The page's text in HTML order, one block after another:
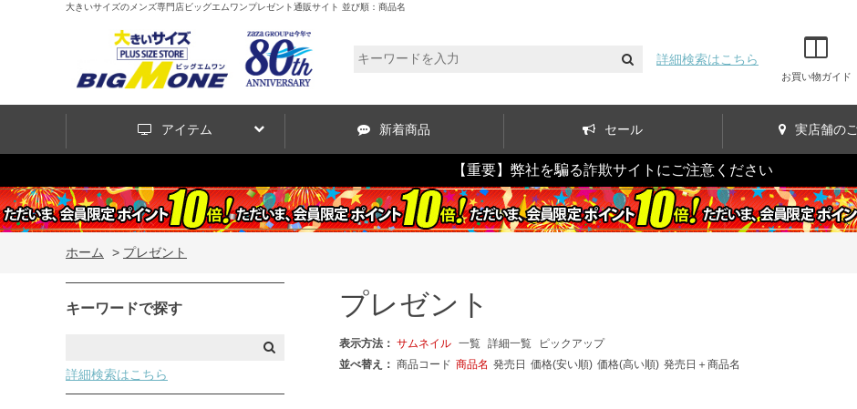
大きいサイズのメンズ専門店ビッグエムワンプレゼント通販サイト 並び順：商品名
詳細検索はこちら
お買い物ガイド
アイテム 新着商品 セール 実店舗の
【重要】弊社を騙る詐欺サイトにご注意ください
ホーム > プレゼント
キーワードで探す
詳細検索はこちら
プレゼント
表示方法： サムネイル 一覧 詳細一覧
ピックアップ
並べ替え： 商品コード 商品名 発売日 価格(安い順) 価格(高い順) 発売日＋商品名